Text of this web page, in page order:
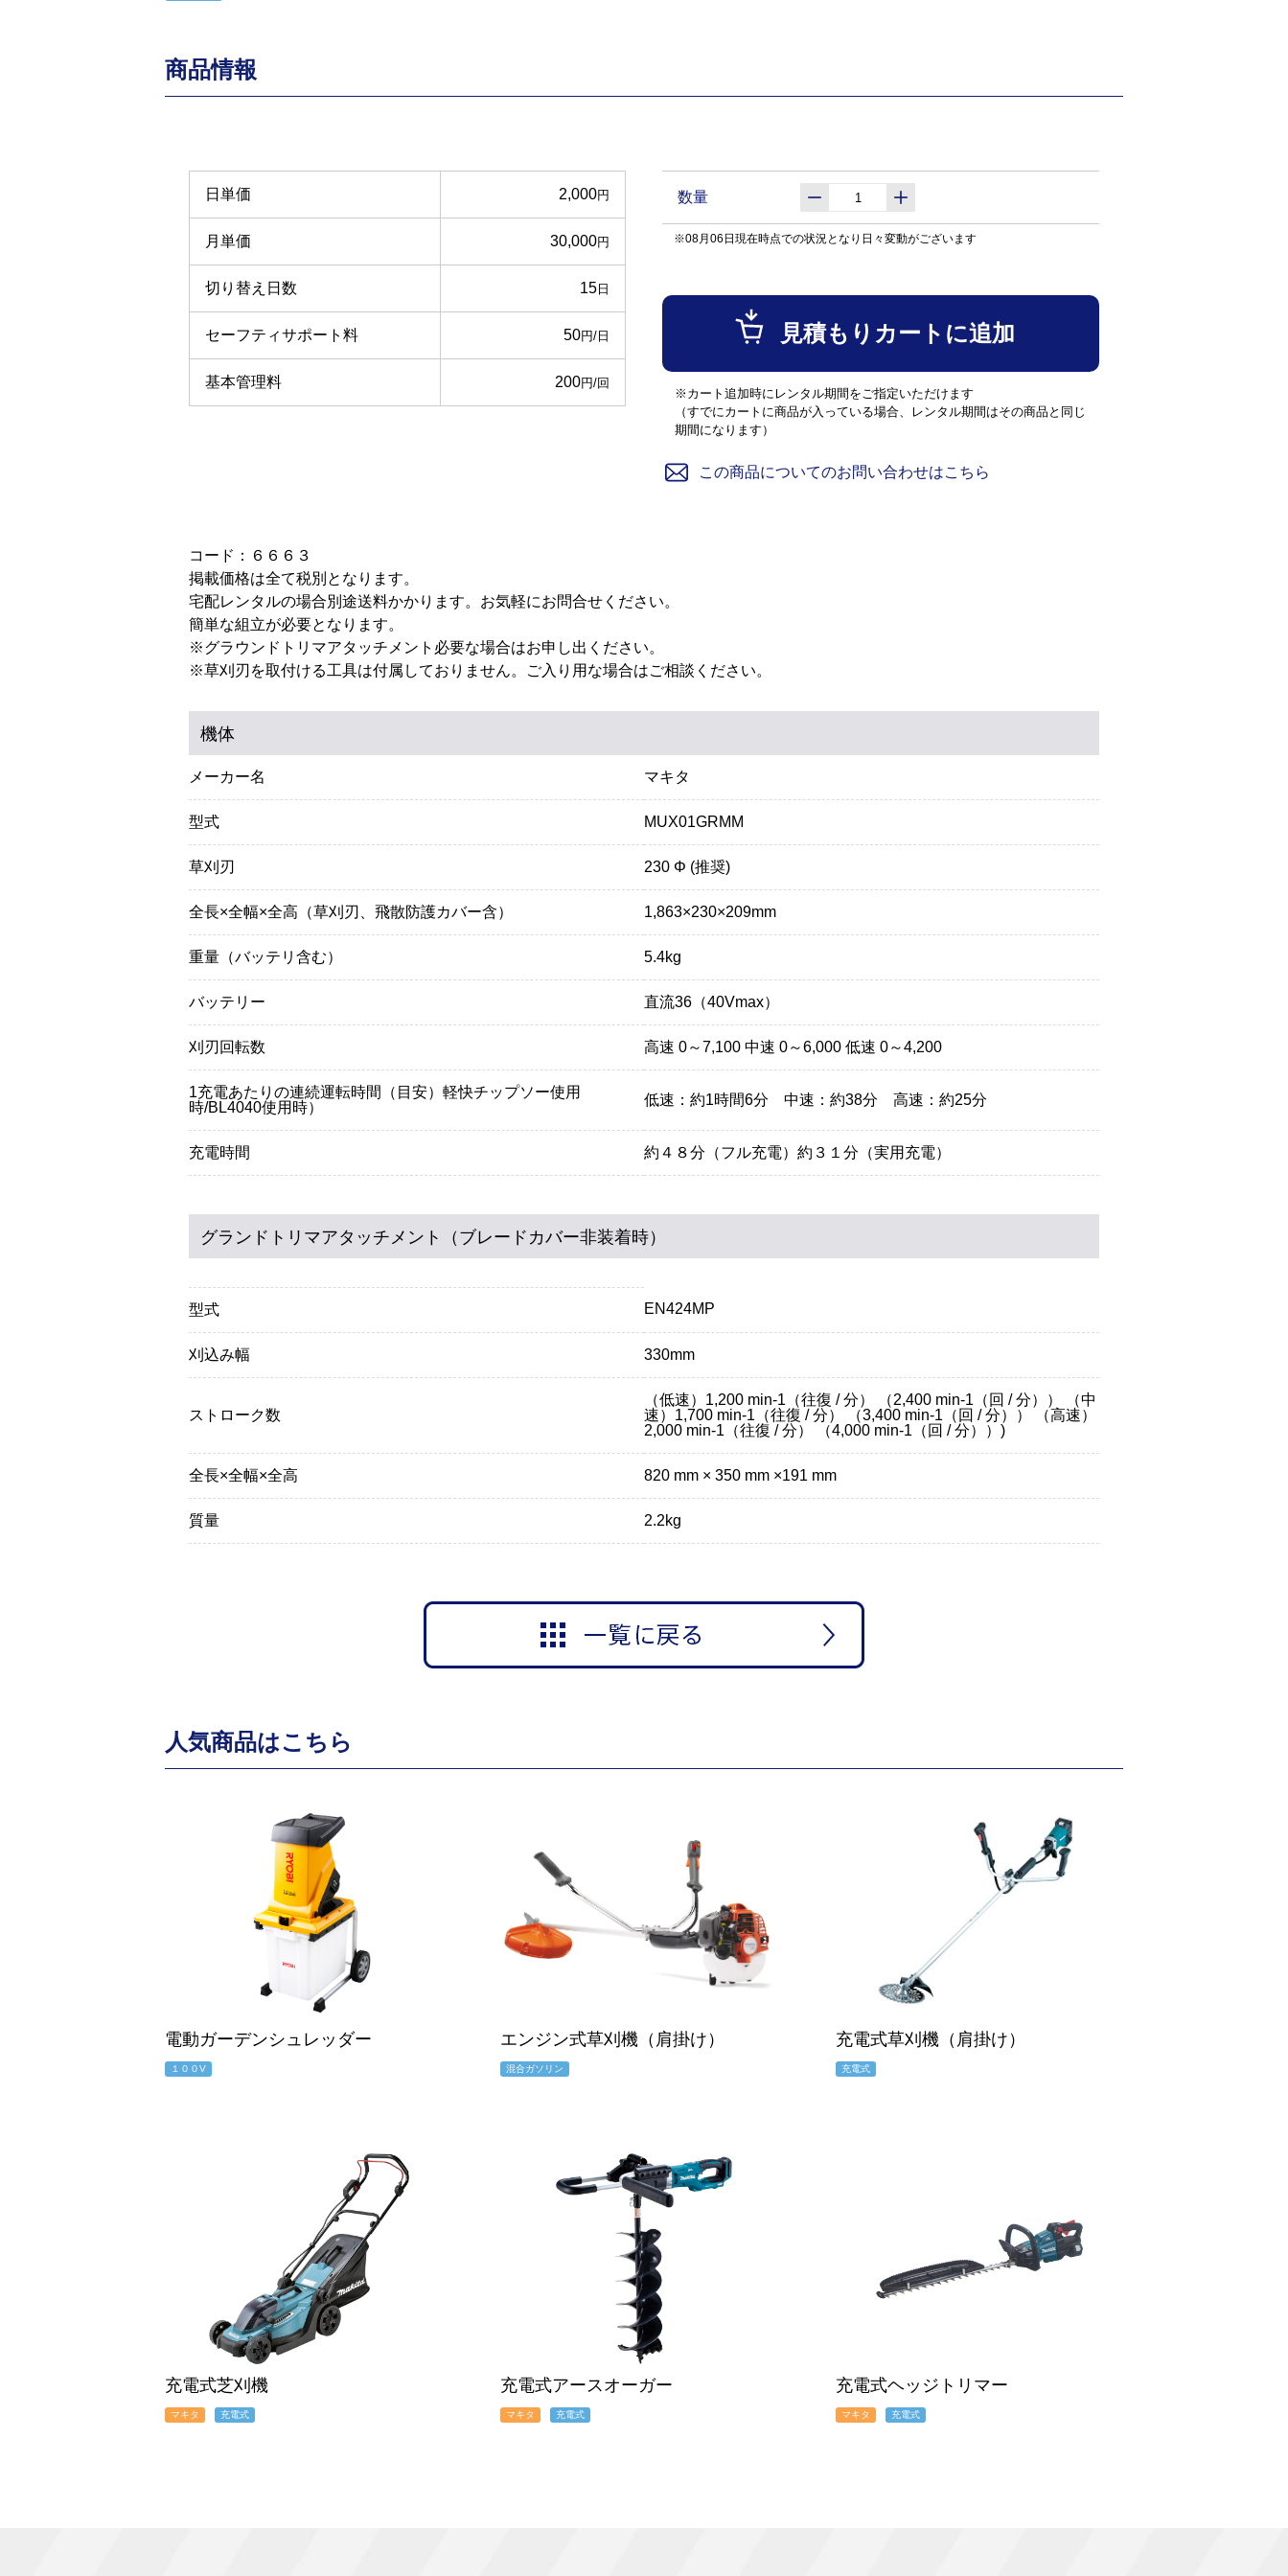
商品情報
日単価 2,000円
月単価 30,000円
切り替え日数 15 日
セーフティサポート料 50円/日
基本管理料 200円/回
数量
※08月06日現在時点での状況となり日々変動がございます
見積もりカートに追加
※カート追加時にレンタル期間をご指定いただけます
（すでにカートに商品が入っている場合、レンタル期間はその商品と同じ
期間になります）
この商品についてのお問い合わせはこちら
カートを見る
コード：６６６３
掲載価格は全て税別となります。
宅配レンタルの場合別途送料かかります。お気軽にお問合せください。
簡単な組立が必要となります。
※グラウンドトリマアタッチメント必要な場合はお申し出ください。
※草刈刃を取付ける工具は付属しておりません。ご入り用な場合はご相談ください。
機体
メーカー名 マキタ
型式 MUX01GRMM
草刈刃 230 Φ (推奨)
全長×全幅×全高（草刈刃、飛散防護カバー含） 1,863×230×209mm
重量（バッテリ含む） 5.4kg
バッテリー 直流36（40Vmax）
刈刃回転数 高速 0～7,100 中速 0～6,000 低速 0～4,200
1充電あたりの連続運転時間（目安）軽快チップソー使用
時/BL4040使用時）
低速：約1時間6分 中速：約38分 高速：約25分
充電時間 約４８分（フル充電）約３１分（実用充電）
グランドトリマアタッチメント（ブレードカバー非装着時）
型式 EN424MP
刈込み幅 330mm
ストローク数
（低速）1,200 min-1（往復 / 分） （2,400 min-1（回 / 分）） （中
速）1,700 min-1（往復 / 分） （3,400 min-1（回 / 分）） （高速）
2,000 min-1（往復 / 分） （4,000 min-1（回 / 分））)
全長×全幅×全高 820 mm × 350 mm ×191 mm
質量 2.2kg
人気商品はこちら
電動ガーデンシュレッダー
１００V
エンジン式草刈機（肩掛け）
混合ガソリン
充電式草刈機（肩掛け）
充電式
充電式芝刈機
マキタ 充電式
充電式アースオーガー
マキタ 充電式
充電式ヘッジトリマー
マキタ 充電式